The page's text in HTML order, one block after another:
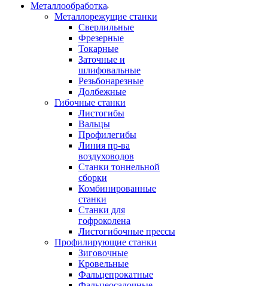
Металлообработка
Металлорежущие станки
Сверлильные
Фрезерные
Токарные
Заточные и
шлифовальные
Резьбонарезные
Долбежные
Гибочные станки
Листогибы
Вальцы
Профилегибы
Линия пр-ва
воздуховодов
Станки тоннельной
сборки
Комбинированные
станки
Станки для
гофроколена
Листогибочные прессы
Профилирующие станки
Зиговочные
Кровельные
Фальцепрокатные